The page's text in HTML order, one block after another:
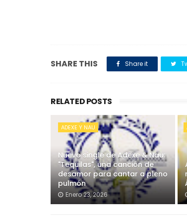
SHARE THIS Share it
RELATED POSTS
ADEXE Y NAU
Nuevo single de Adexe & Nau:
"Tequilas", una canción de
desamor para cantar a pleno
pulmón
Enero 23, 2026